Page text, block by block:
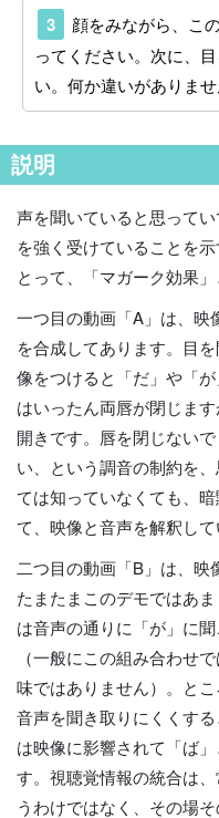
3
顔をみながら、こ
ってください。次に、
い。何か違いがありませ
説明
声を聞いていると思って
を強く受けていることを
とって、「マガーク効果」
一つ目の動画「A」は、映
を合成してあります。目
像をつけると「だ」や「
はいったん両唇が閉じま
開きです。唇を閉じない
い、という調音の制約を
ては知っていなくても、
て、映像と音声を解釈して
二つ目の動画「B」は、映
たまたまこのデモではあ
は音声の通りに「が」に
（一般にこの組み合わせ
味ではありません）。と
音声を聞き取りにくくす
は映像に影響されて「ば
す。視聴覚情報の統合は
うわけではなく、その場